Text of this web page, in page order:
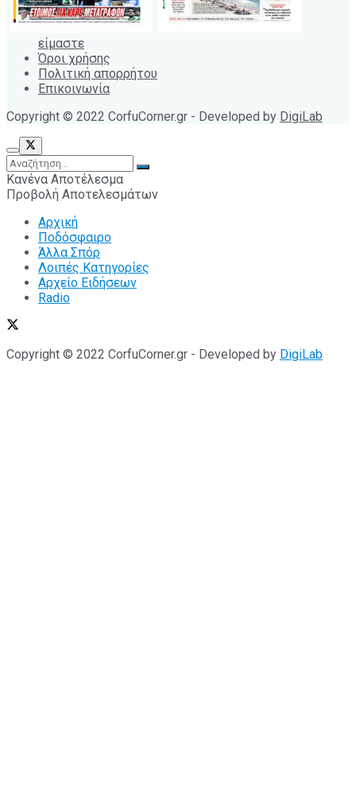
είμαστε
Όροι χρήσης
Πολιτική απορρήτου
Επικοινωνία
Copyright © 2022 CorfuCorner.gr - Developed by DigiLab
Κανένα Αποτέλεσμα
Προβολή Αποτελεσμάτων
Αρχική
Ποδόσφαιρο
Άλλα Σπόρ
Λοιπές Κατηγορίες
Αρχείο Ειδήσεων
Radio
Copyright © 2022 CorfuCorner.gr - Developed by DigiLab